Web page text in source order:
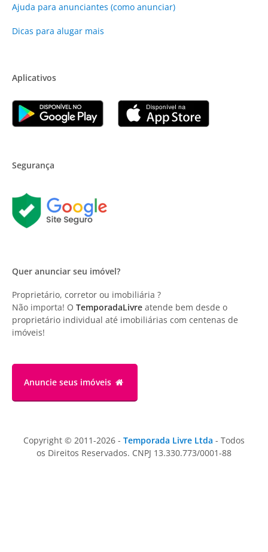
Ajuda para anunciantes (como anunciar)
Dicas para alugar mais
Aplicativos
Segurança
Quer anunciar seu imóvel?
Proprietário, corretor ou imobiliária ?
Não importa! O TemporadaLivre atende bem desde o
proprietário individual até imobiliárias com centenas de
imóveis!
Anuncie seus imóveis
Copyright © 2011-2026 - Temporada Livre Ltda - Todos
os Direitos Reservados. CNPJ 13.330.773/0001-88